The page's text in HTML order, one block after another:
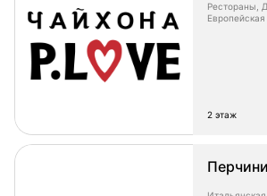
Рестораны,
Европейская
2 этаж
Перчини